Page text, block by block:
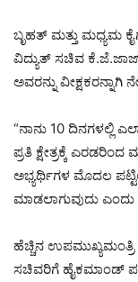
ಬೃಹತ್ ಮತ್ತು ಮಧ್ಯಮ
ವಿದ್ಯುತ್ ಸಚಿವ
ಅವರನ್ನು
“ನಾನು 10 ದಿನಗಳಲ್ಲಿ
ಪ್ರತಿ ಕ್ಷೇತ್ರಕ್ಕೆ
ಅಭ್ಯರ್ಥಿಗಳ ಮೊದಲ
ಮಾಡಲಾಗುವುದು
ಹೆಚ್ಚಿನ ಉಪಮುಖ್ಯಮಂತ್ರಿ
ಸಚಿವರಿಗೆ ಹೈಕಮಾಂಡ್